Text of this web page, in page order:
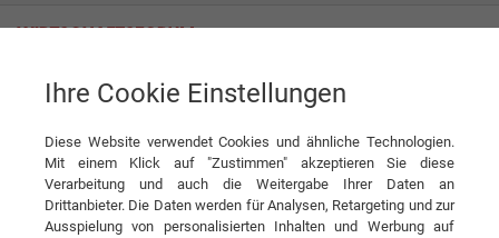
Intersport Olympia
Ihre Cookie Einstellungen
Diese Website verwendet Cookies und ähnliche Technologien.
Mit einem Klick auf "Zustimmen" akzeptieren Sie diese
Verarbeitung und auch die Weitergabe Ihrer Daten an
Drittanbieter. Die Daten werden für Analysen, Retargeting und zur
Ausspielung von personalisierten Inhalten und Werbung auf